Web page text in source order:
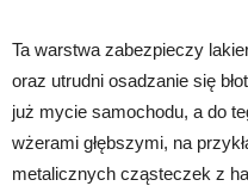
Ta warstwa zabezpieczy
oraz utrudni osadzanie się
już mycie samochodu, a do
wżerami głębszymi, na
metalicznych cząsteczek z